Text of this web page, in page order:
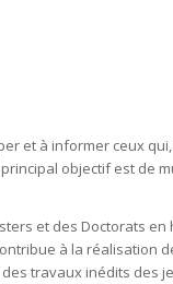
et à informer ceux
objectif est de
et des Doctorats
à la réalisation
travaux inédits des